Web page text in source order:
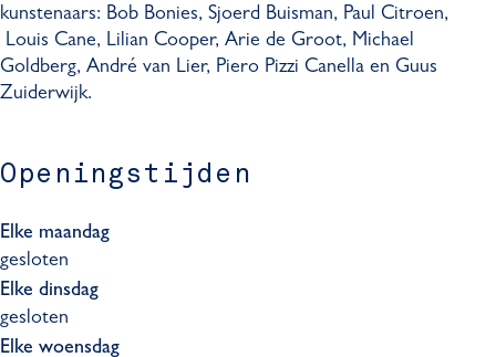
kunstenaars: Bob Bonies, Sjoerd Buisman, Paul Citroen,
Louis Cane, Lilian Cooper, Arie de Groot, Michael
Goldberg, André van Lier, Piero Pizzi Canella en Guus
Zuiderwijk.
Openingstijden
Elke maandag
gesloten
Elke dinsdag
gesloten
Elke woensdag